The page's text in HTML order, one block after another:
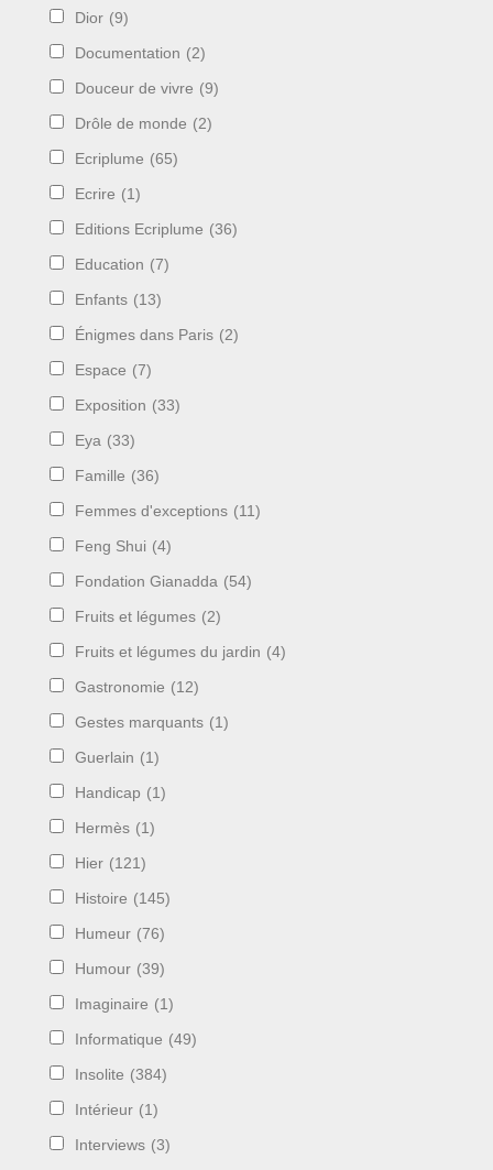
Dior (9)
Documentation (2)
Douceur de vivre (9)
Drôle de monde (2)
Ecriplume (65)
Ecrire (1)
Editions Ecriplume (36)
Education (7)
Enfants (13)
Énigmes dans Paris (2)
Espace (7)
Exposition (33)
Eya (33)
Famille (36)
Femmes d'exceptions (11)
Feng Shui (4)
Fondation Gianadda (54)
Fruits et légumes (2)
Fruits et légumes du jardin (4)
Gastronomie (12)
Gestes marquants (1)
Guerlain (1)
Handicap (1)
Hermès (1)
Hier (121)
Histoire (145)
Humeur (76)
Humour (39)
Imaginaire (1)
Informatique (49)
Insolite (384)
Intérieur (1)
Interviews (3)